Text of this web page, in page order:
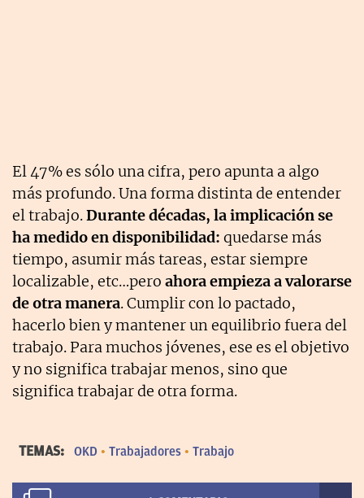
El 47% es sólo una cifra, pero apunta a algo
más profundo. Una forma distinta de entender
el trabajo.Durante décadas, la implicación se
ha medido en disponibilidad: quedarse más
tiempo, asumir más tareas, estar siempre
localizable, etc…pero ahora empieza a valorarse
de otra manera. Cumplir con lo pactado,
hacerlo bien y mantener un equilibrio fuera del
trabajo. Para muchos jóvenes, ese es el objetivo
y no significa trabajar menos, sino que
significa trabajar de otra forma.
TEMAS: OKD Trabajadores Trabajo